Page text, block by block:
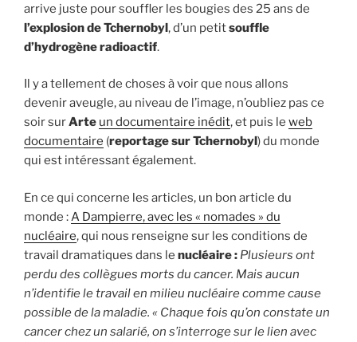
arrive juste pour souffler les bougies des 25 ans de
l’explosion de Tchernobyl, d’un petitsouffle
d’hydrogène radioactif.
Il y a tellement de choses à voir que nous allons
devenir aveugle, au niveau de l’image, n’oubliez pas ce
soir surArte un documentaire inédit, et puis le web
documentaire (reportage sur Tchernobyl) du monde
qui est intéressant également.
En ce qui concerne les articles, un bon article du
monde : A Dampierre, avec les « nomades » du
nucléaire, qui nous renseigne sur les conditions de
travail dramatiques dans le nucléaire : Plusieurs ont
perdu des collègues morts du cancer. Mais aucun
n’identifie le travail en milieu nucléaire comme cause
possible de la maladie. « Chaque fois qu’on constate un
cancer chez un salarié, on s’interroge sur le lien avec